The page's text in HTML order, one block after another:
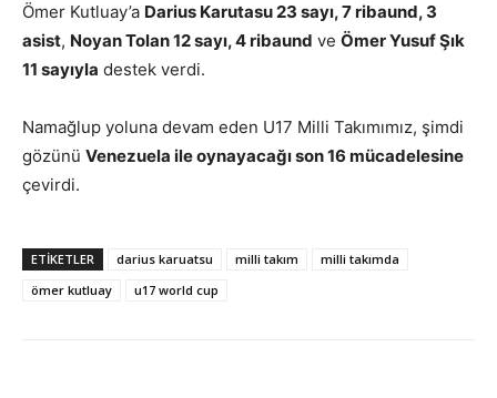
Ömer Kutluay’a Darius Karutasu 23 sayı, 7 ribaund, 3
asist, Noyan Tolan 12 sayı, 4 ribaund ve Ömer Yusuf Şık
11 sayıyla destek verdi.
Namağlup yoluna devam eden U17 Milli Takımımız, şimdi
gözünü Venezuela ile oynayacağı son 16 mücadelesine
çevirdi.
ETIKETLER darius karuatsu milli takım
milli takımda
ömer kutluay
u17 world cup